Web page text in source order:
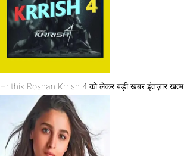
Hrithik Roshan Krrish 4 को लेकर बड़ी खबर इंतज़ार खत्म